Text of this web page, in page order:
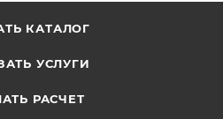
КАТАЛОГ
УСЛУГИ
РАСЧЕТ